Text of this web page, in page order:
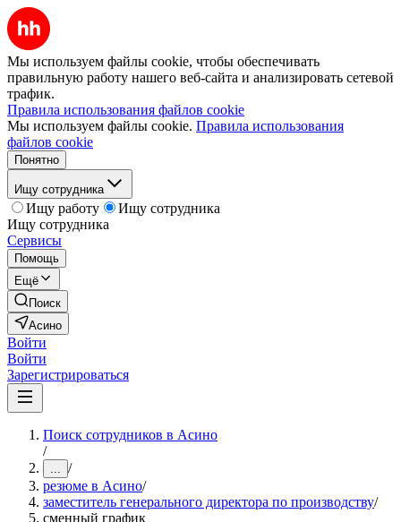
Мы используем файлы cookie, чтобы обеспечивать
правильную работу нашего веб-сайта и анализировать сетевой
трафик.
Правила использования файлов cookie
Мы используем файлы cookie. Правила использования
файлов cookie
Понятно
Ищу сотрудника
Ищу работу
Ищу сотрудника
Ищу сотрудника
Сервисы
Помощь
Ещё
Поиск
Асино
Войти
Войти
Зарегистрироваться
Поиск сотрудников в Асино
/
... /
резюме в Асино/
заместитель генерального директора по производству/
сменный график